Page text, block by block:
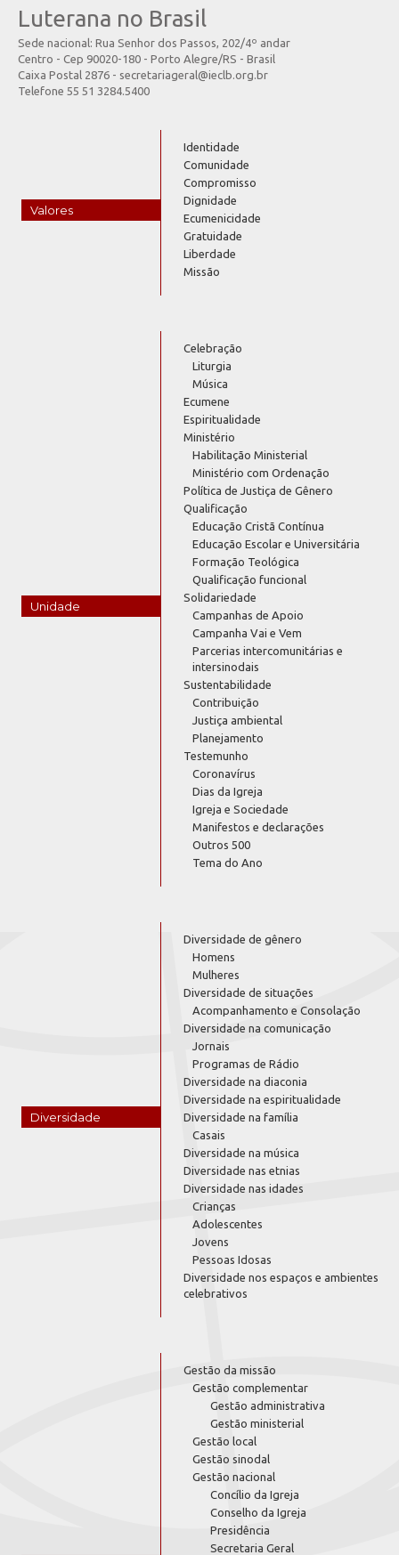
Luterana no Brasil
Sede nacional: Rua Senhor dos Passos, 202/4º andar
Centro - Cep 90020-180 - Porto Alegre/RS - Brasil
Caixa Postal 2876 - secretariageral@ieclb.org.br
Telefone 55 51 3284.5400
Valores
Identidade
Comunidade
Compromisso
Dignidade
Ecumenicidade
Gratuidade
Liberdade
Missão
Unidade
Celebração
Liturgia
Música
Ecumene
Espiritualidade
Ministério
Habilitação Ministerial
Ministério com Ordenação
Política de Justiça de Gênero
Qualificação
Educação Cristã Contínua
Educação Escolar e Universitária
Formação Teológica
Qualificação funcional
Solidariedade
Campanhas de Apoio
Campanha Vai e Vem
Parcerias intercomunitárias e
intersinodais
Sustentabilidade
Contribuição
Justiça ambiental
Planejamento
Testemunho
Coronavírus
Dias da Igreja
Igreja e Sociedade
Manifestos e declarações
Outros 500
Tema do Ano
Diversidade
Diversidade de gênero
Homens
Mulheres
Diversidade de situações
Acompanhamento e Consolação
Diversidade na comunicação
Jornais
Programas de Rádio
Diversidade na diaconia
Diversidade na espiritualidade
Diversidade na família
Casais
Diversidade na música
Diversidade nas etnias
Diversidade nas idades
Crianças
Adolescentes
Jovens
Pessoas Idosas
Diversidade nos espaços e ambientes
celebrativos
Gestão da missão
Gestão complementar
Gestão administrativa
Gestão ministerial
Gestão local
Gestão sinodal
Gestão nacional
Concílio da Igreja
Conselho da Igreja
Presidência
Secretaria Geral